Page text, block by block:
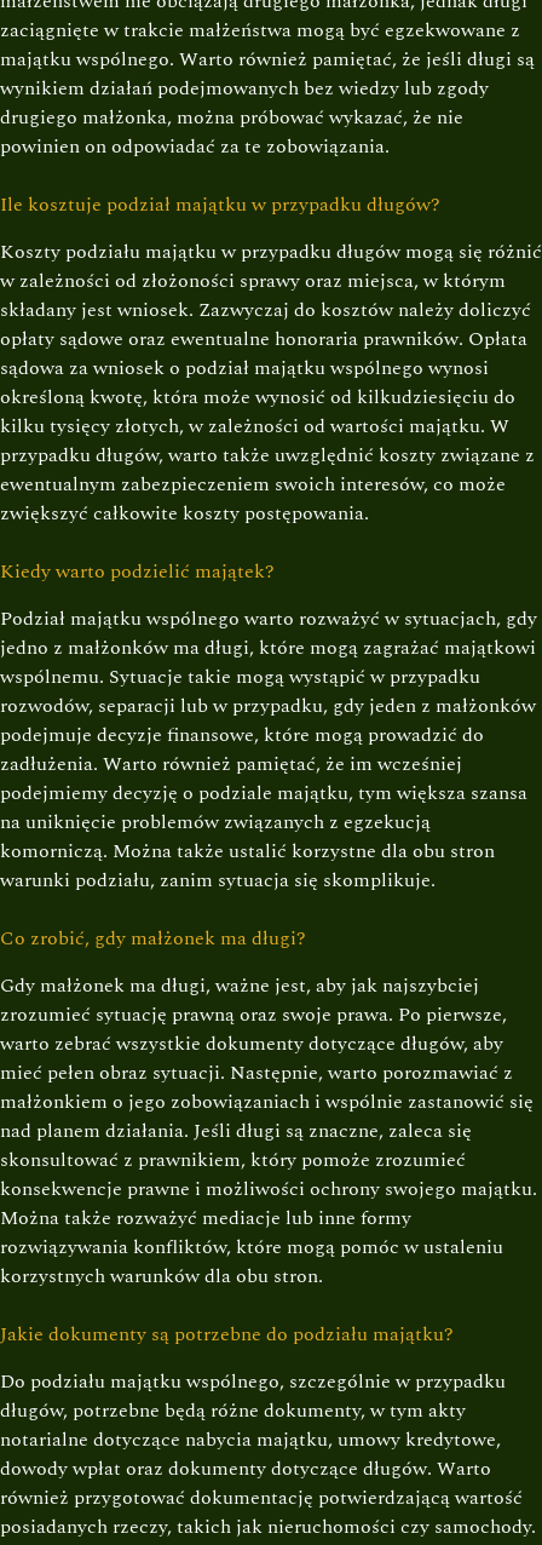
zaciągnięte w trakcie małżeństwa mogą być egzekwowane z
majątku wspólnego. Warto również pamiętać, że jeśli długi są
wynikiem działań podejmowanych bez wiedzy lub zgody
drugiego małżonka, można próbować wykazać, że nie
powinien on odpowiadać za te zobowiązania.
Ile kosztuje podział majątku w przypadku długów?
Koszty podziału majątku w przypadku długów mogą się różnić
w zależności od złożoności sprawy oraz miejsca, w którym
składany jest wniosek. Zazwyczaj do kosztów należy doliczyć
opłaty sądowe oraz ewentualne honoraria prawników. Opłata
sądowa za wniosek o podział majątku wspólnego wynosi
określoną kwotę, która może wynosić od kilkudziesięciu do
kilku tysięcy złotych, w zależności od wartości majątku. W
przypadku długów, warto także uwzględnić koszty związane z
ewentualnym zabezpieczeniem swoich interesów, co może
zwiększyć całkowite koszty postępowania.
Kiedy warto podzielić majątek?
Podział majątku wspólnego warto rozważyć w sytuacjach, gdy
jedno z małżonków ma długi, które mogą zagrażać majątkowi
wspólnemu. Sytuacje takie mogą wystąpić w przypadku
rozwodów, separacji lub w przypadku, gdy jeden z małżonków
podejmuje decyzje finansowe, które mogą prowadzić do
zadłużenia. Warto również pamiętać, że im wcześniej
podejmiemy decyzję o podziale majątku, tym większa szansa
na uniknięcie problemów związanych z egzekucją
komorniczą. Można także ustalić korzystne dla obu stron
warunki podziału, zanim sytuacja się skomplikuje.
Co zrobić, gdy małżonek ma długi?
Gdy małżonek ma długi, ważne jest, aby jak najszybciej
zrozumieć sytuację prawną oraz swoje prawa. Po pierwsze,
warto zebrać wszystkie dokumenty dotyczące długów, aby
mieć pełen obraz sytuacji. Następnie, warto porozmawiać z
małżonkiem o jego zobowiązaniach i wspólnie zastanowić się
nad planem działania. Jeśli długi są znaczne, zaleca się
skonsultować z prawnikiem, który pomoże zrozumieć
konsekwencje prawne i możliwości ochrony swojego majątku.
Można także rozważyć mediacje lub inne formy
rozwiązywania konfliktów, które mogą pomóc w ustaleniu
korzystnych warunków dla obu stron.
Jakie dokumenty są potrzebne do podziału majątku?
Do podziału majątku wspólnego, szczególnie w przypadku
długów, potrzebne będą różne dokumenty, w tym akty
notarialne dotyczące nabycia majątku, umowy kredytowe,
dowody wpłat oraz dokumenty dotyczące długów. Warto
również przygotować dokumentację potwierdzającą wartość
posiadanych rzeczy, takich jak nieruchomości czy samochody.